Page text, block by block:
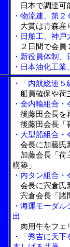
日本で調達可
・物流連、第
大賞は青森産
・日舶工、神
２日間で会員
・新役員体制
・日本油化工
・「内航総連
船員確保や荷
・全内輸組合
後藤田会長を
後藤田会長「
・大型船組合
会長に加藤氏
加藤会長「荷
構築」
・内タン組合
会長に宍倉氏
宍倉会長「諸
・海運モーダ
出
肉用牛をフェ
・「秀吉に天